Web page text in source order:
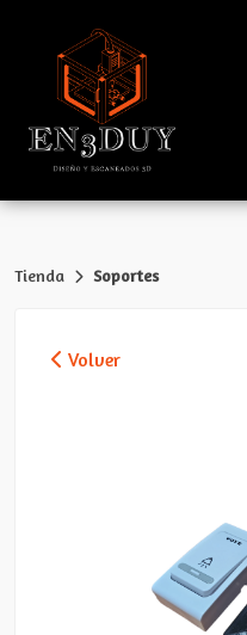
Tienda Soportes
Volver